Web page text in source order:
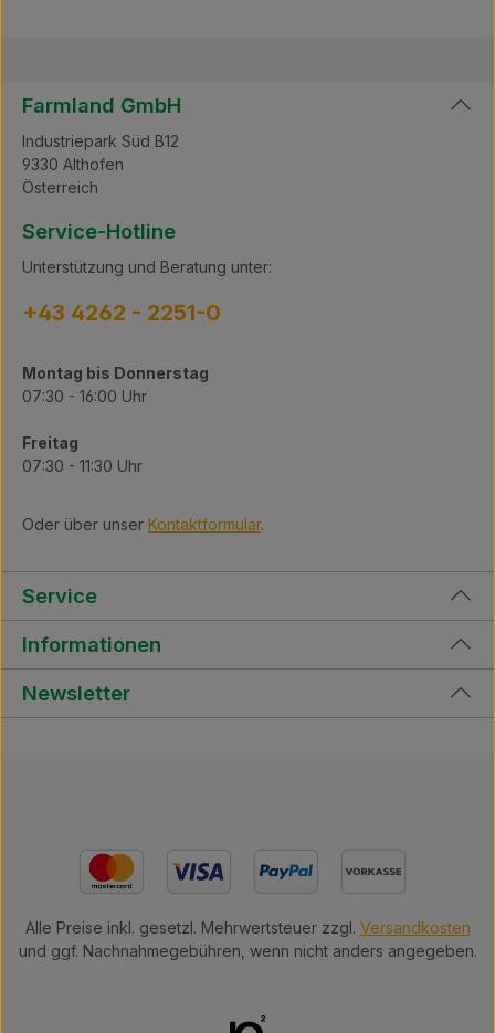
Spezialschraubendreher 1 x Flasche Spezialschmieröl
1 x Reinigungspinsel 1 x Koffer für Transport und
Aufbewahrung
Farmland GmbH
Industriepark Süd B12
9330 Althofen
Österreich
Service-Hotline
Unterstützung und Beratung unter:
+43 4262 - 2251-0
Montag bis Donnerstag
07:30 - 16:00 Uhr
Freitag
07:30 - 11:30 Uhr
Oder über unser Kontaktformular.
Service
Informationen
Newsletter
Alle Preise inkl. gesetzl. Mehrwertsteuer zzgl. Versandkosten
und ggf. Nachnahmegebühren, wenn nicht anders angegeben.